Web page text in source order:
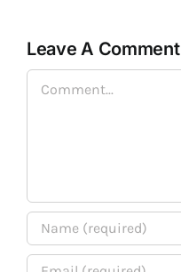
Leave A Comment